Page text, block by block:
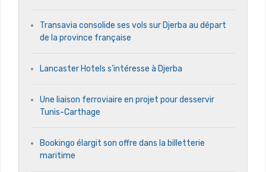
Transavia consolide ses vols sur Djerba au départ
de la province française
Lancaster Hotels s’intéresse à Djerba
Une liaison ferroviaire en projet pour desservir
Tunis-Carthage
Bookingo élargit son offre dans la billetterie
maritime